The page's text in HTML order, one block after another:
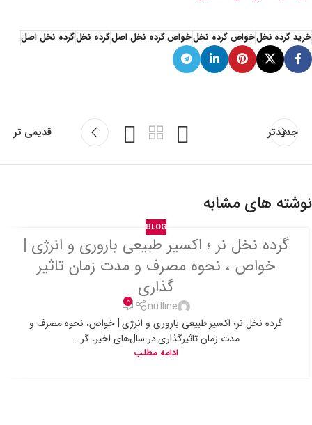
خرید گرده نخلخواص گرده نخلخواص گرده نخل اصلگرده نخلگرده نخل اصل
جدیدتر قدیمی تر
نوشته های مشابه
BLOG
گرده نخل نر ؛ اکسیر طبیعی باروری و انرژی |
خواص ، نحوه مصرف و مدت زمان تاثیر
گذاری
nutline
0
گرده نخل نر؛ اکسیر طبیعی باروری و انرژی | خواص، نحوه مصرف و
مدت زمان تاثیرگذاری در سال‌های اخیر، گر...
ادامه مطلب